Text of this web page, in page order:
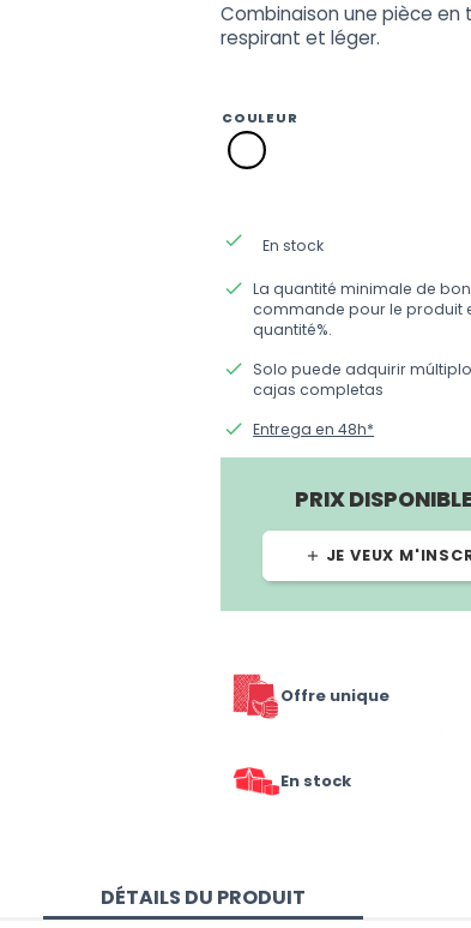
Combinaison une pièce en
respirant et léger.
COULEUR
blanca
done En stock
done La quantité minimale de
commande pour le produit
quantité%.
done Solo puede adquirir
cajas completas
done Entrega en 48h*
PRIX
add JE VEUX
Offre unique
En stock
DÉTAILS DU PRODUIT